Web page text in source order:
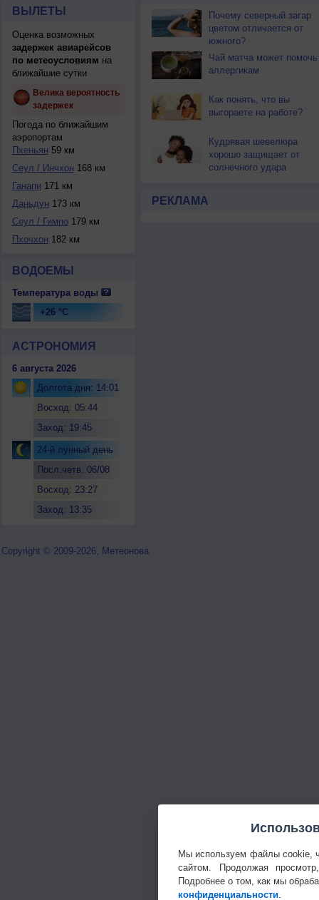
ВЫЛЕТЫ
Оценка возможных
задержек авиарейсов
по метеоусловиям на
ближайшие сутки
Велика вероятность
задержек
Погода по ближайшим
аэропортам
Пхеньян 59 км
Сеул / Инчхон 168 км
Ганапи 171 км
Даньдун 173 км
Сеул / Гимпо179 км
Пхочхон 182 км
ВОДОЕМЫ
Температура воды
+26 °C
АСТРОНОМИЯ
6 августа 2026
Долгота дня: 14:01
Восход: 05:44
Заход: 19:45
24-й лунный день
Посл.четв. 06/08
Восход: 23:27
Заход: 13:35
Почему северный загар
цветом отличается от
южного?
Чай матча может помочь
аллергикам
Как понять, что вы
выгораете на работе?
Кудрявая шевелюра
хорошо защищает от
солнечного удара
РЕКЛАМА
Copyright © 2009-2026, Метеонова
Мы используем файлы cookie,
сайтом. Продолжая
Подробнее о том, как мы
конфиденциальности